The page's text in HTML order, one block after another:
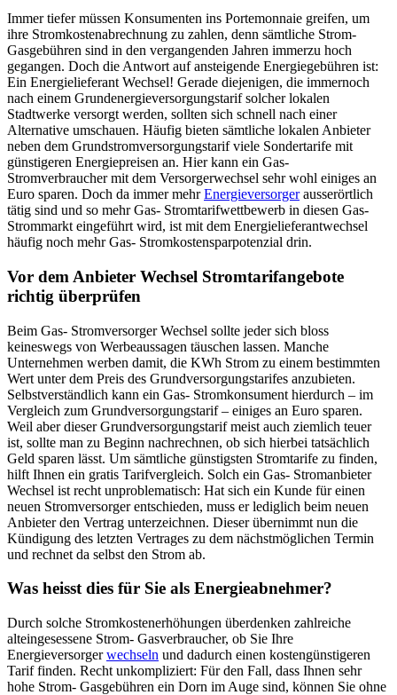
Immer tiefer müssen Konsumenten ins Portemonnaie greifen, um
ihre Stromkostenabrechnung zu zahlen, denn sämtliche Strom-
Gasgebühren sind in den vergangenden Jahren immerzu hoch
gegangen. Doch die Antwort auf ansteigende Energiegebühren ist:
Ein Energielieferant Wechsel! Gerade diejenigen, die immernoch
nach einem Grundenergieversorgungstarif solcher lokalen
Stadtwerke versorgt werden, sollten sich schnell nach einer
Alternative umschauen. Häufig bieten sämtliche lokalen Anbieter
neben dem Grundstromversorgungstarif viele Sondertarife mit
günstigeren Energiepreisen an. Hier kann ein Gas-
Stromverbraucher mit dem Versorgerwechsel sehr wohl einiges an
Euro sparen. Doch da immer mehrEnergieversorgerausserörtlich
tätig sind und so mehr Gas- Stromtarifwettbewerb in diesen Gas-
Strommarkt eingeführt wird, ist mit dem Energielieferantwechsel
häufig noch mehr Gas- Stromkostensparpotenzial drin.
Vor dem Anbieter Wechsel Stromtarifangebote
richtig überprüfen
Beim Gas- Stromversorger Wechsel sollte jeder sich bloss
keineswegs von Werbeaussagen täuschen lassen. Manche
Unternehmen werben damit, die KWh Strom zu einem bestimmten
Wert unter dem Preis des Grundversorgungstarifes anzubieten.
Selbstverständlich kann ein Gas- Stromkonsument hierdurch – im
Vergleich zum Grundversorgungstarif – einiges an Euro sparen.
Weil aber dieser Grundversorgungstarif meist auch ziemlich teuer
ist, sollte man zu Beginn nachrechnen, ob sich hierbei tatsächlich
Geld sparen lässt. Um sämtliche günstigsten Stromtarife zu finden,
hilft Ihnen ein gratis Tarifvergleich. Solch ein Gas- Stromanbieter
Wechsel ist recht unproblematisch: Hat sich ein Kunde für einen
neuen Stromversorger entschieden, muss er lediglich beim neuen
Anbieter den Vertrag unterzeichnen. Dieser übernimmt nun die
Kündigung des letzten Vertrages zu dem nächstmöglichen Termin
und rechnet da selbst den Strom ab.
Was heisst dies für Sie als Energieabnehmer?
Durch solche Stromkostenerhöhungen überdenken zahlreiche
alteingesessene Strom- Gasverbraucher, ob Sie Ihre
Energieversorgerwechseln und dadurch einen kostengünstigeren
Tarif finden. Recht unkompliziert: Für den Fall, dass Ihnen sehr
hohe Strom- Gasgebühren ein Dorn im Auge sind, können Sie ohne